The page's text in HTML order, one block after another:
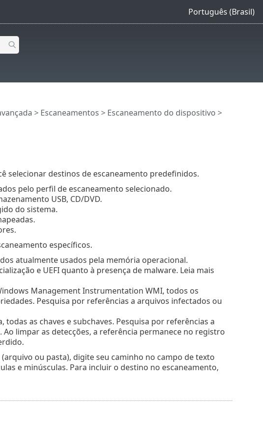
Português (Brasil)
> Escaneamentos > Escaneamento do dispositivo >
selecionar destinos de escaneamento predefinidos.
pelo perfil de escaneamento selecionado.
USB, CD/DVD.
do sistema.
específicos.
atualmente usados pela memória operacional.
e UEFI quanto à presença de malware. Leia mais
Management Instrumentation WMI, todos os
Pesquisa por referências a arquivos infectados ou
as chaves e subchaves. Pesquisa por referências a
limpar as detecções, a referência permanece no registro
ou pasta), digite seu caminho no campo de texto
e minúsculas. Para incluir o destino no escaneamento,